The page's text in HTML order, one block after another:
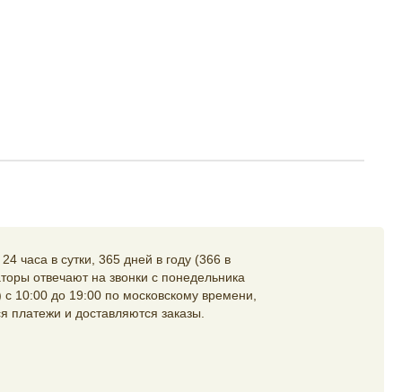
часа в сутки, 365 дней в году (366 в
отвечают на звонки с понедельника
10:00 до 19:00 по московскому времени,
платежи и доставляются заказы.